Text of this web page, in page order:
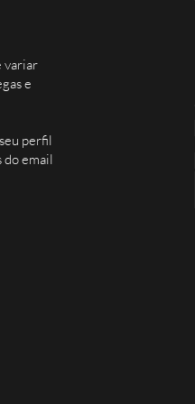
variar
e
perfil
do email